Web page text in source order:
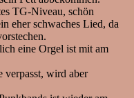
TG-Niveau, schön
eher schwaches Lied, da
eine Orgel ist mit am
verpasst, wird aber